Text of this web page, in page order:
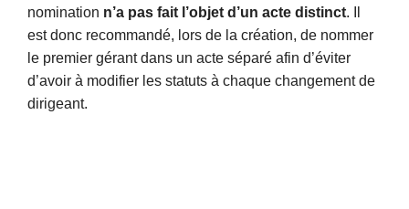
nomination n’a pas fait l’objet d’un acte distinct. Il
est donc recommandé, lors de la création, de nommer
le premier gérant dans un acte séparé afin d’éviter
d’avoir à modifier les statuts à chaque changement de
dirigeant.